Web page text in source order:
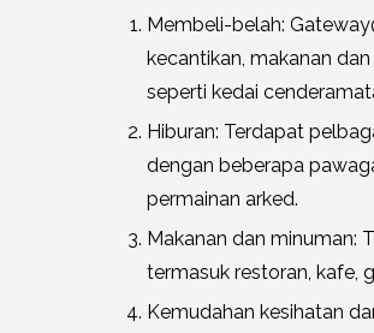
Membeli-belah:
kecantikan, makanan
seperti kedai
Hiburan: Terdapat
dengan beberapa
permainan arked.
Makanan dan minuman:
termasuk restoran, kafe,
Kemudahan kesihatan